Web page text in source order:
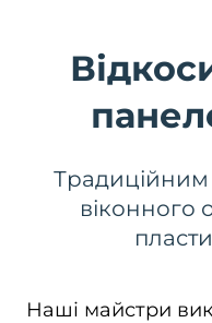
Традиційним
віконного
Наші майстри